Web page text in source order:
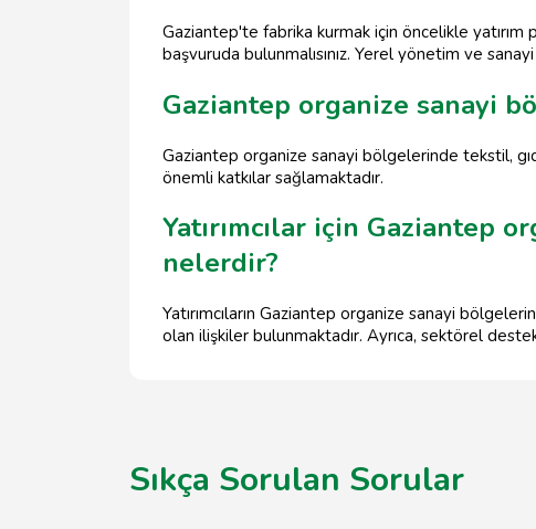
Gaziantep'te fabrika kurmak için öncelikle yatırım
başvuruda bulunmalısınız. Yerel yönetim ve
Gaziantep organize sanayi
Gaziantep organize sanayi bölgelerinde tekstil,
önemli katkılar sağlamaktadır.
Yatırımcılar için Gaziantep
nelerdir?
Yatırımcıların Gaziantep organize sanayi
olan ilişkiler bulunmaktadır. Ayrıca, sektörel
Sıkça Sorulan Sorular